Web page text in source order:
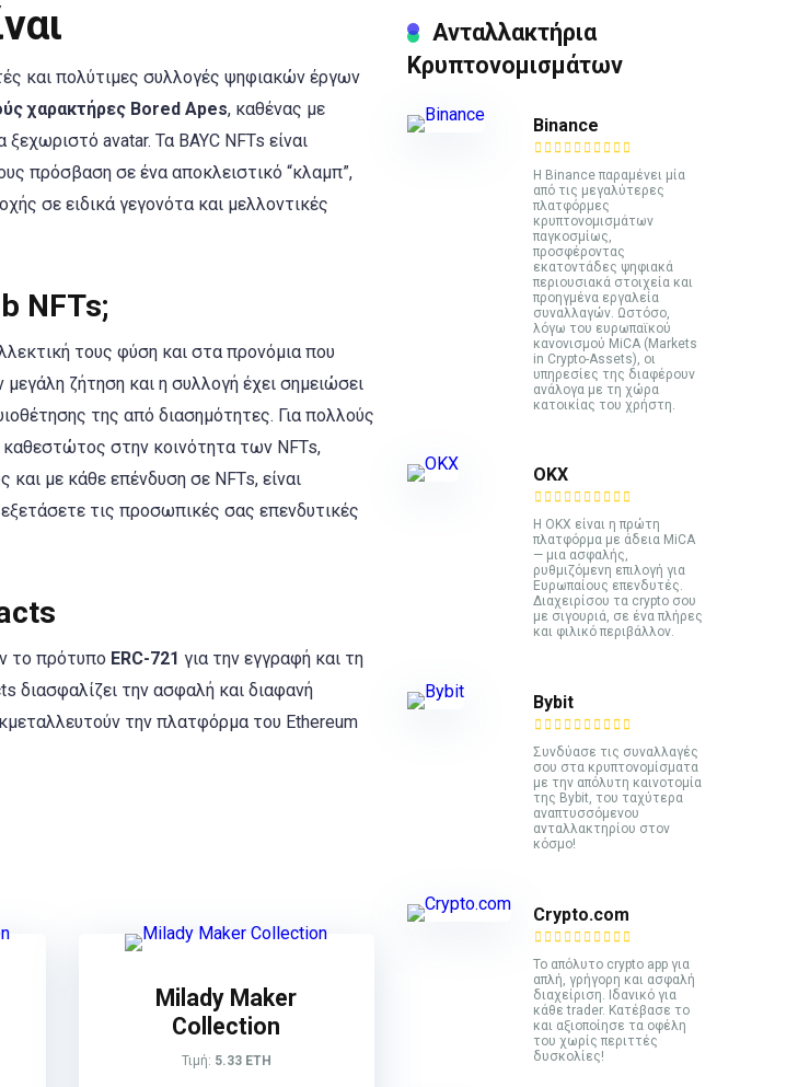
και πολύτιμες συλλογές ψηφιακών έργων
χαρακτήρες Bored Apes, καθένας με
avatar. Τα BAYC NFTs είναι
πρόσβαση σε ένα αποκλειστικό “κλαμπ”,
σε ειδικά γεγονότα και μελλοντικές
NFTs;
τους φύση και στα προνόμια που
ζήτηση και η συλλογή έχει σημειώσει
της από διασημότητες. Για πολλούς
στην κοινότητα των NFTs,
με κάθε επένδυση σε NFTs, είναι
τις προσωπικές σας επενδυτικές
το πρότυπο ERC-721 για την εγγραφή και τη
διασφαλίζει την ασφαλή και διαφανή
την πλατφόρμα του Ethereum
Milady Maker
Collection
Τιμή: 5.33 ETH
Ανταλλακτήρια
Κρυπτονομισμάτων
Binance
Η Binance παραμένει μία
από τις μεγαλύτερες
πλατφόρμες
κρυπτονομισμάτων
παγκοσμίως,
προσφέροντας
εκατοντάδες ψηφιακά
περιουσιακά στοιχεία και
προηγμένα εργαλεία
συναλλαγών. Ωστόσο,
λόγω του ευρωπαϊκού
κανονισμού MiCA (Markets
in Crypto-Assets), οι
υπηρεσίες της διαφέρουν
ανάλογα με τη χώρα
κατοικίας του χρήστη.
ΟΚΧ
Η OKX είναι η πρώτη
πλατφόρμα με άδεια MiCA
— μια ασφαλής,
ρυθμιζόμενη επιλογή για
Ευρωπαίους επενδυτές.
Διαχειρίσου τα crypto σου
με σιγουριά, σε ένα πλήρες
και φιλικό περιβάλλον.
Bybit
Συνδύασε τις συναλλαγές
σου στα κρυπτονομίσματα
με την απόλυτη καινοτομία
της Bybit, του ταχύτερα
αναπτυσσόμενου
ανταλλακτηρίου στον
κόσμο!
Crypto.com
Το απόλυτο crypto app για
απλή, γρήγορη και ασφαλή
διαχείριση. Ιδανικό για
κάθε trader. Κατέβασε το
και αξιοποίησε τα οφέλη
του χωρίς περιττές
δυσκολίες!